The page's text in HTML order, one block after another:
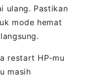
ulang. Pastikan
mode hemat
restart HP-mu
masih